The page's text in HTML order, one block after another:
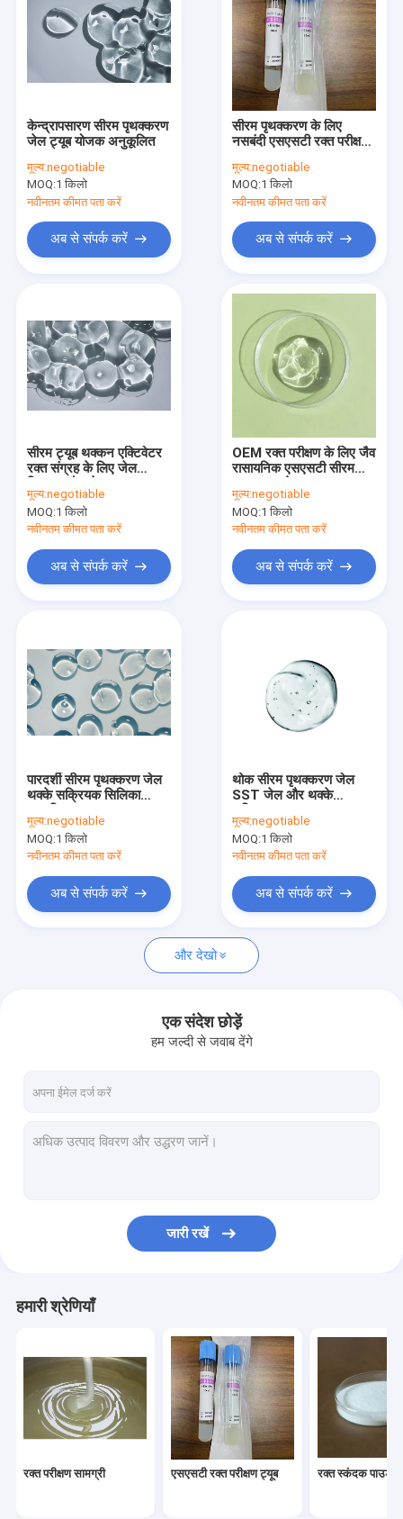
उत्पाद
हमारे बारे में
फैक्टरी यात्रा
हमसे संपर्क करें
एक बोली का अनुरोध
एसएसटी रक्त परीक्षण ट्यूब
उपभोग्य चिकित्सा सामग्री
केन्द्रापसारण सीरम पृथक्करण
जेल ट्यूब योजक अनुकूलित
मूल्य:negotiable
MOQ:1 किलो
नवीनतम कीमत पता करें
अब से संपर्क करें
सीरम पृथक्करण के लिए
नसबंदी एसएसटी रक्त परीक्षण
मूल्य:negotiable
MOQ:1 किलो
नवीनतम कीमत पता करें
अब से संपर्क करें
सीरम ट्यूब थक्कन एक्टिवेटर
रक्त संग्रह के लिए जेल
मूल्य:negotiable
MOQ:1 किलो
नवीनतम कीमत पता करें
अब से संपर्क करें
OEM रक्त परीक्षण के लिए जैव
रासायनिक एसएसटी सीरम
मूल्य:negotiable
MOQ:1 किलो
नवीनतम कीमत पता करें
अब से संपर्क करें
पारदर्शी सीरम पृथक्करण जेल
थक्के सक्रियक सिलिका
मूल्य:negotiable
MOQ:1 किलो
नवीनतम कीमत पता करें
अब से संपर्क करें
थोक सीरम पृथक्करण जेल
SST जेल और थक्के
मूल्य:negotiable
MOQ:1 किलो
नवीनतम कीमत पता करें
अब से संपर्क करें
और देखो
एक संदेश छोड़ें
हम जल्दी से जवाब देंगे
जारी रखें
हमारी श्रेणियाँ
रक्त परीक्षण सामग्री एसएसटी रक्त परीक्षण ट्यूब रक्त स्कंदक पाउडर